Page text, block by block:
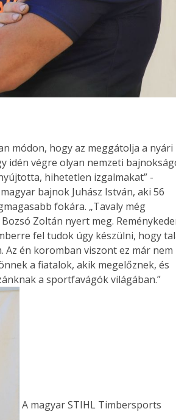
módon, hogy az meggátolja a nyári
idén végre olyan nemzeti
hihetetlen izgalmakat” -
bajnok Juhász István, aki 56
fokára. „Tavaly még
Zoltán nyert meg.
fel tudok úgy készülni, hogy
Az én koromban viszont ez már nem
a fiatalok, akik megelőznek, és
a sportfavágók világában.”
A magyar STIHL Timbersports